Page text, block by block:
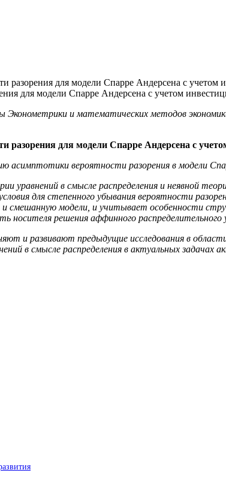
разорения для модели Спарре Андерсена с учетом
для модели Спарре Андерсена с учетом
Эконометрики и математических методов
разорения для модели Спарре Андерсена с
асимптотики вероятности разорения в модели
уравнений в смысле распределения и неявной
для степенного убывания вероятности
модели, и учитывает особенности
носителя решения аффинного распределительного
и развивают предыдущие исследования в
в смысле распределения в актуальных задачах